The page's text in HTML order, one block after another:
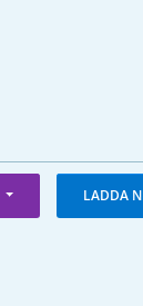
LADDA